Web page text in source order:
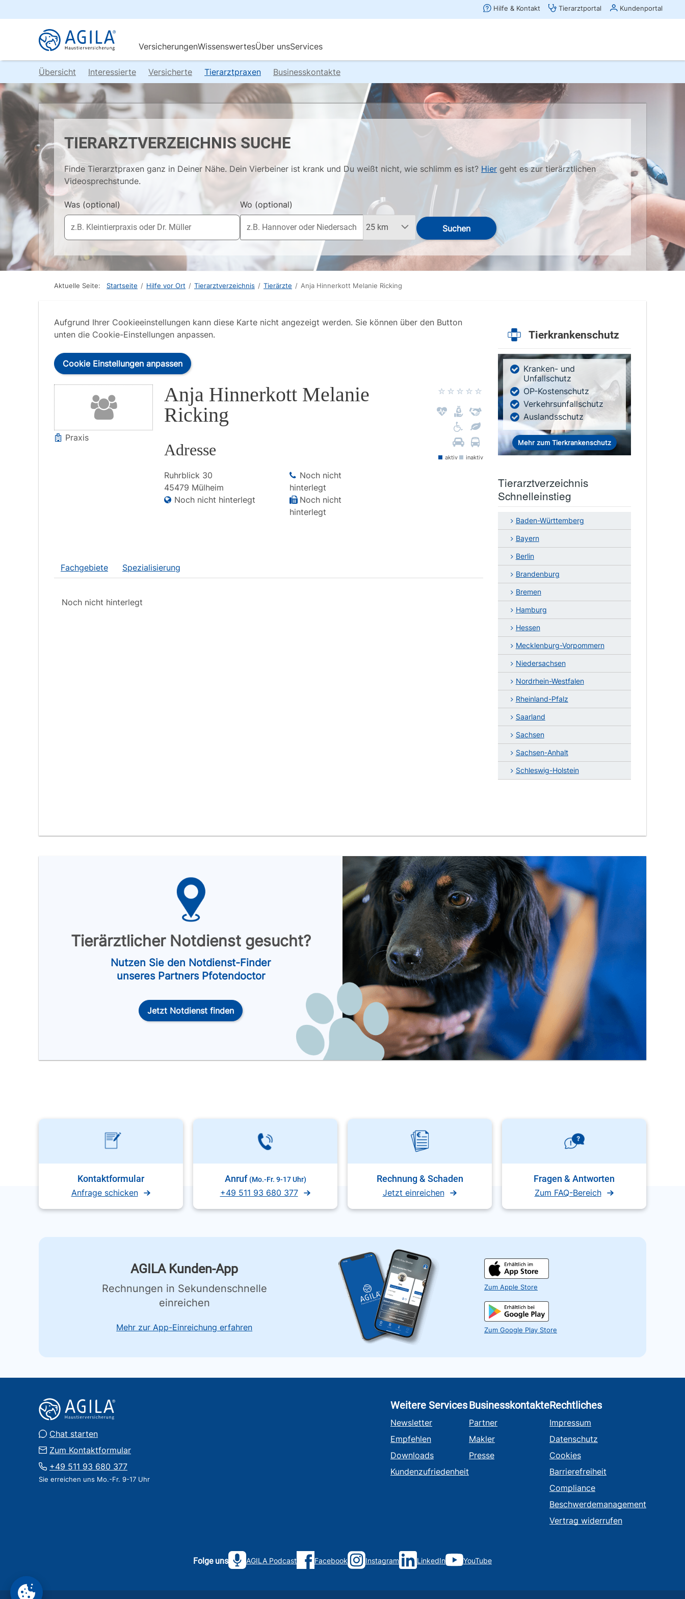
Übersicht Interessierte Versicherte Tierarztpraxen Businesskontakte
TIERARZTVERZEICHNIS SUCHE
Finde Tierarztpraxen ganz in Deiner Nähe. Dein Vierbeiner ist krank und Du weißt nicht, wie schlimm es ist? Hier geht es zur tierärztlichen
Videosprechstunde.
Was (optional) Wo (optional)
Suchen
Aktuelle Seite: Startseite / Hilfe vor Ort / Tierarztverzeichnis / Tierärzte / Anja Hinnerkott Melanie Ricking
Aufgrund Ihrer Cookieeinstellungen kann diese Karte nicht angezeigt werden. Sie können über den Button
unten die Cookie-Einstellungen anpassen.
Cookie Einstellungen anpassen
Praxis
Anja Hinnerkott Melanie
Ricking
Adresse
Ruhrblick 30
45479 Mülheim
Noch nicht hinterlegt
Noch nicht
hinterlegt
Noch nicht
hinterlegt
aktiv inaktiv
Fachgebiete Spezialisierung
Noch nicht hinterlegt
Tierkrankenschutz
Kranken- und
Unfallschutz
OP-Kostenschutz
Verkehrsunfallschutz
Auslandsschutz
Mehr zum Tierkrankenschutz
Tierarztverzeichnis
Schnelleinstieg
Baden-Württemberg
Bayern
Berlin
Brandenburg
Bremen
Hamburg
Hessen
Mecklenburg-Vorpommern
Niedersachsen
Nordrhein-Westfalen
Rheinland-Pfalz
Saarland
Sachsen
Sachsen-Anhalt
Schleswig-Holstein
Tierärztlicher Notdienst gesucht?
Nutzen Sie den Notdienst-Finder
unseres Partners Pfotendoctor
Jetzt Notdienst finden
Kontaktformular
Anfrage schicken
Anruf (Mo.-Fr. 9-17 Uhr)
+49 511 93 680 377
Rechnung & Schaden
Jetzt einreichen
Fragen & Antworten
Zum FAQ-Bereich
AGILA Kunden-App
Rechnungen in Sekundenschnelle
einreichen
Mehr zur App-Einreichung erfahren
Zum Apple Store
Zum Google Play Store